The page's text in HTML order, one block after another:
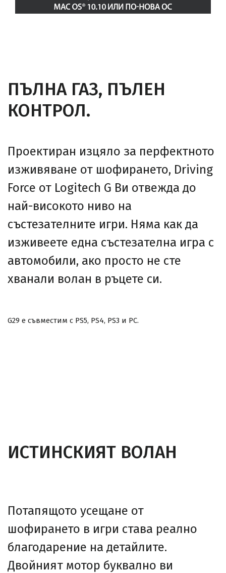
ПЪЛНА ГАЗ, ПЪЛЕН
КОНТРОЛ.
Проектиран изцяло за перфектното
изживяване от шофирането, Driving
Force от Logitech G Ви отвежда до
най-високото ниво на
състезателните игри. Няма как да
изживеете една състезателна игра с
автомобили, ако просто не сте
хванали волан в ръцете си.
G29 е съвместим с PS5, PS4, PS3 и PC.
ИСТИНСКИЯТ ВОЛАН
Потапящото усещане от
шофирането в игри става реално
благодарение на детайлите.
Двойният мотор буквално ви